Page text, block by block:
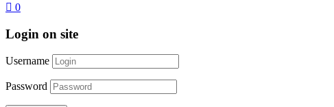
0
Login on site
Username
Password